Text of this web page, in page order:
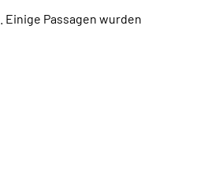
Einige Passagen wurden